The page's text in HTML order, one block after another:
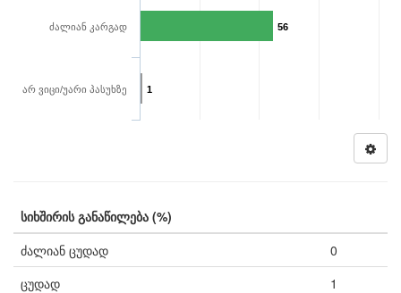
56
1
ძალიან კარგად
არ ვიცი/უარი პასუხზე
სიხშირის განაწილება (%)
ძალიან ცუდად
0
ცუდად
1